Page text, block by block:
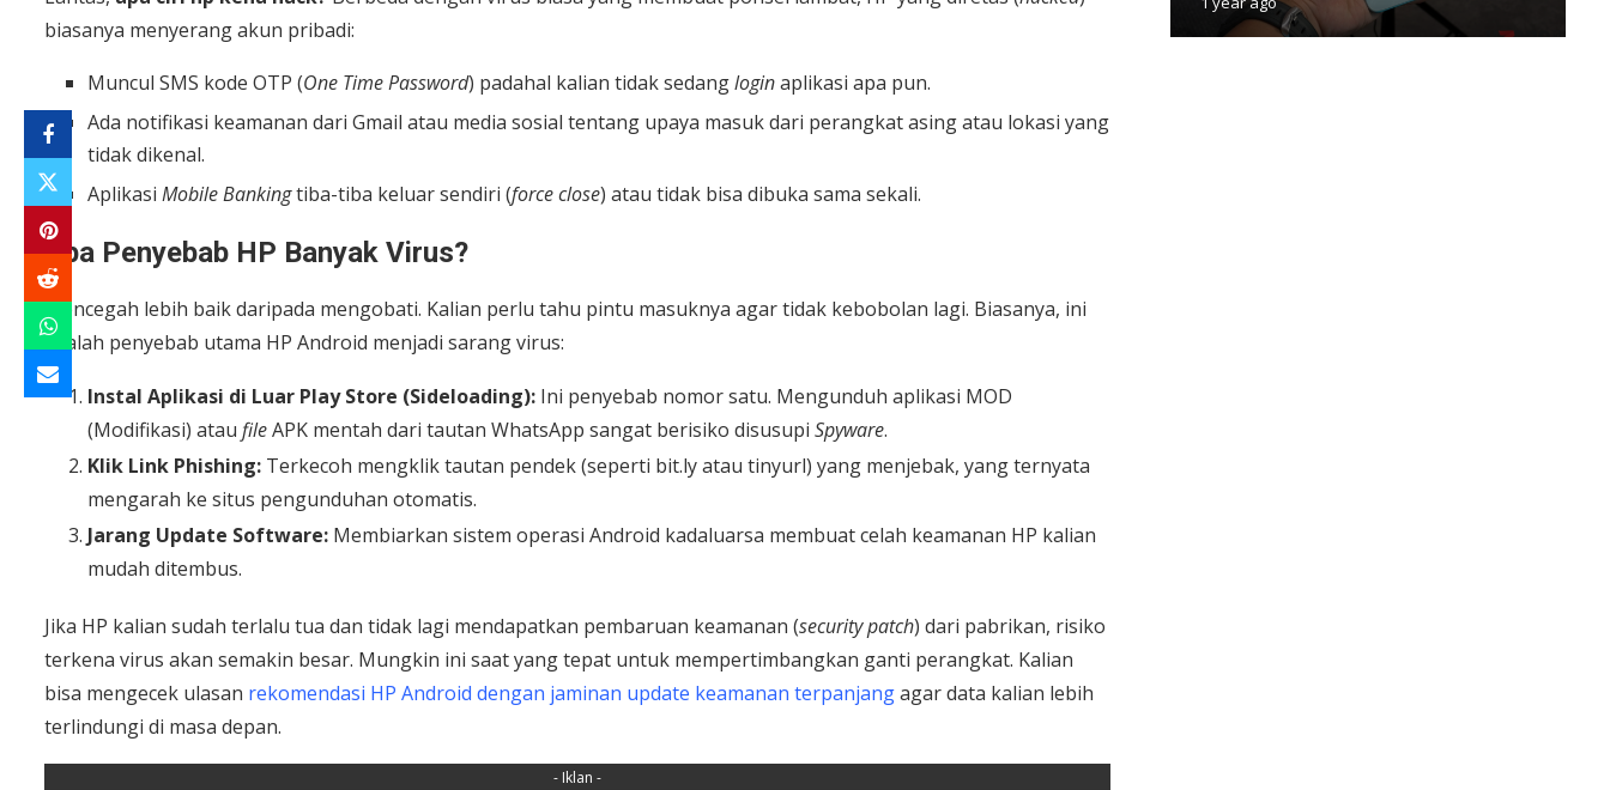
biasanya menyerang akun pribadi:
Muncul SMS kode OTP (One Time Password) padahal kalian tidak sedangloginaplikasi apa pun.
Ada notifikasi keamanan dari Gmail atau media sosial tentang upaya masuk dari perangkat asing atau lokasi yang
tidak dikenal.
Aplikasi Mobile Bankingtiba-tiba keluar sendiri (force close) atau tidak bisa dibuka sama sekali.
Apa Penyebab HP Banyak Virus?
Mencegah lebih baik daripada mengobati. Kalian perlu tahu pintu masuknya agar tidak kebobolan lagi. Biasanya, ini
adalah penyebab utama HP Android menjadi sarang virus:
Instal Aplikasi di Luar Play Store (Sideloading): Ini penyebab nomor satu. Mengunduh aplikasi MOD
(Modifikasi) atau fileAPK mentah dari tautan WhatsApp sangat berisiko disusupi Spyware.
Klik Link Phishing: Terkecoh mengklik tautan pendek (seperti bit.ly atau tinyurl) yang menjebak, yang ternyata
mengarah ke situs pengunduhan otomatis.
Jarang Update Software: Membiarkan sistem operasi Android kadaluarsa membuat celah keamanan HP kalian
mudah ditembus.
Jika HP kalian sudah terlalu tua dan tidak lagi mendapatkan pembaruan keamanan (security patch) dari pabrikan, risiko
terkena virus akan semakin besar. Mungkin ini saat yang tepat untuk mempertimbangkan ganti perangkat. Kalian
bisa mengecek ulasan rekomendasi HP Android dengan jaminan update keamanan terpanjangagar data kalian lebih
terlindungi di masa depan.
- Iklan -